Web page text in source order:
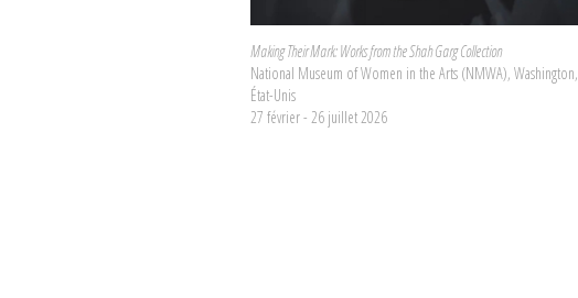
Making Their Mark: Works from the Shah Garg Collection
National Museum of Women in the Arts (NMWA), Washington,
État-Unis
27 février - 26 juillet 2026